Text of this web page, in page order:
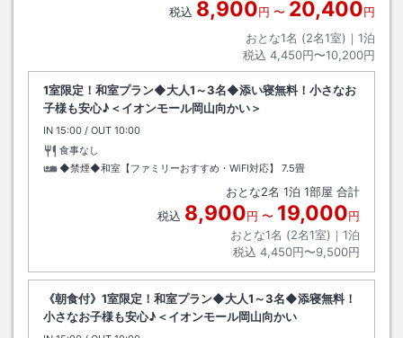
税込 8,900円 〜 20,400円
おとな1名 (2名1室)｜ 1泊
税込 4,450円〜10,200円
1室限定！和室プラン◆大人1～3名◆添い寝無料！小さなお
子様も安心♪＜イオンモール岡山向かい＞
IN チェックイン
15:00 / OUT チェックアウト
10:00
食事なし
◆禁煙◆和室【ファミリーおすすめ・WiFI対応】
7.5畳
おとな2名 1泊 1部屋 合計
税込 8,900円 〜 19,000円
おとな1名 (2名1室)｜ 1泊
税込 4,450円〜9,500円
《朝食付》1室限定！和室プラン◆大人1～3名◆添寝無料！
小さなお子様も安心♪＜イオンモール岡山向かい